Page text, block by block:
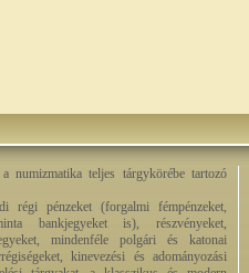
numizmatika teljes tárgykörébe tartozó
régi pénzeket (forgalmi fémpénzeket,
bankjegyeket is), részvényeket,
mindenféle polgári és katonai
kinevezési és adományozási